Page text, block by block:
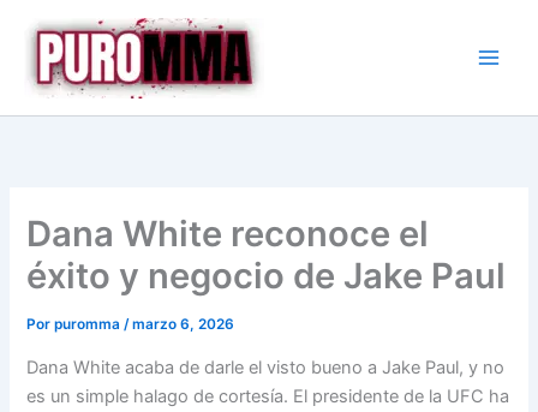
contenido
Dana White reconoce el
éxito y negocio de Jake Paul
Porpuromma/marzo 6, 2026
Dana White acaba de darle el visto bueno a Jake Paul, y no
es un simple halago de cortesía. El presidente de la UFC ha